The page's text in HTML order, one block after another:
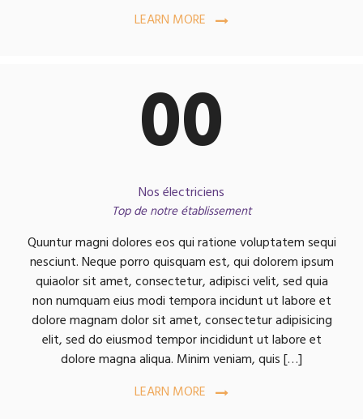
LEARN MORE
00
Nos électriciens
Top de notre établissement
Quuntur magni dolores eos qui ratione voluptatem sequi
nesciunt. Neque porro quisquam est, qui dolorem ipsum
quiaolor sit amet, consectetur, adipisci velit, sed quia
non numquam eius modi tempora incidunt ut labore et
dolore magnam dolor sit amet, consectetur adipisicing
elit, sed do eiusmod tempor incididunt ut labore et
dolore magna aliqua. Minim veniam, quis […]
LEARN MORE